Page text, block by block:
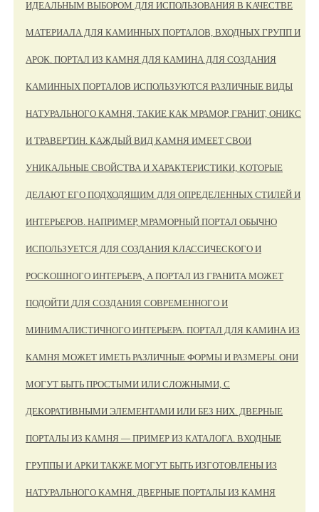
ИДЕАЛЬНЫМ ВЫБОРОМ ДЛЯ ИСПОЛЬЗОВАНИЯ В КАЧЕСТВЕ
МАТЕРИАЛА ДЛЯ КАМИННЫХ ПОРТАЛОВ, ВХОДНЫХ ГРУПП И
АРОК. ПОРТАЛ ИЗ КАМНЯ ДЛЯ КАМИНА ДЛЯ СОЗДАНИЯ
КАМИННЫХ ПОРТАЛОВ ИСПОЛЬЗУЮТСЯ РАЗЛИЧНЫЕ ВИДЫ
НАТУРАЛЬНОГО КАМНЯ, ТАКИЕ КАК МРАМОР, ГРАНИТ, ОНИКС
И ТРАВЕРТИН. КАЖДЫЙ ВИД КАМНЯ ИМЕЕТ СВОИ
УНИКАЛЬНЫЕ СВОЙСТВА И ХАРАКТЕРИСТИКИ, КОТОРЫЕ
ДЕЛАЮТ ЕГО ПОДХОДЯЩИМ ДЛЯ ОПРЕДЕЛЕННЫХ СТИЛЕЙ И
ИНТЕРЬЕРОВ. НАПРИМЕР, МРАМОРНЫЙ ПОРТАЛ ОБЫЧНО
ИСПОЛЬЗУЕТСЯ ДЛЯ СОЗДАНИЯ КЛАССИЧЕСКОГО И
РОСКОШНОГО ИНТЕРЬЕРА, А ПОРТАЛ ИЗ ГРАНИТА МОЖЕТ
ПОДОЙТИ ДЛЯ СОЗДАНИЯ СОВРЕМЕННОГО И
МИНИМАЛИСТИЧНОГО ИНТЕРЬЕРА. ПОРТАЛ ДЛЯ КАМИНА ИЗ
КАМНЯ МОЖЕТ ИМЕТЬ РАЗЛИЧНЫЕ ФОРМЫ И РАЗМЕРЫ. ОНИ
МОГУТ БЫТЬ ПРОСТЫМИ ИЛИ СЛОЖНЫМИ, С
ДЕКОРАТИВНЫМИ ЭЛЕМЕНТАМИ ИЛИ БЕЗ НИХ. ДВЕРНЫЕ
ПОРТАЛЫ ИЗ КАМНЯ — ПРИМЕР ИЗ КАТАЛОГА. ВХОДНЫЕ
ГРУППЫ И АРКИ ТАКЖЕ МОГУТ БЫТЬ ИЗГОТОВЛЕНЫ ИЗ
НАТУРАЛЬНОГО КАМНЯ. ДВЕРНЫЕ ПОРТАЛЫ ИЗ КАМНЯ